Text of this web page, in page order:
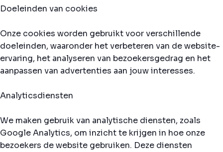
Doeleinden van cookies
Onze cookies worden gebruikt voor verschillende
doeleinden, waaronder het verbeteren van de website-
ervaring, het analyseren van bezoekersgedrag en het
aanpassen van advertenties aan jouw interesses.
Analyticsdiensten
We maken gebruik van analytische diensten, zoals
Google Analytics, om inzicht te krijgen in hoe onze
bezoekers de website gebruiken. Deze diensten